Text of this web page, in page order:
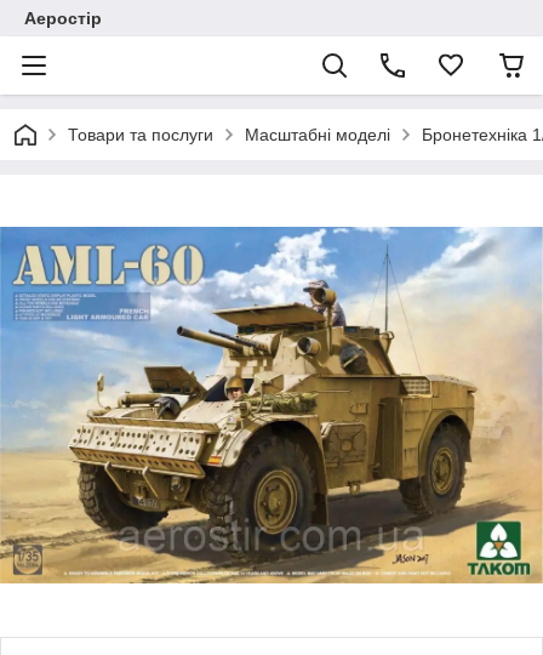
Аеростір
Товари та послуги Масштабні моделі Бронетехніка